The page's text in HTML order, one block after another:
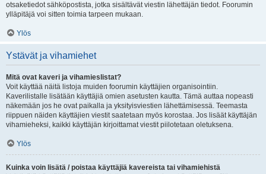
otsaketiedot sähköpostista, jotka sisältävät viestin lähettäjän tiedot. Foorumin
ylläpitäjä voi sitten toimia tarpeen mukaan.
Ylös
Ystävät ja vihamiehet
Mitä ovat kaveri ja vihamieslistat?
Voit käyttää näitä listoja muiden foorumin käyttäjien organisointiin.
Kaverilistalle lisätään käyttäjiä omien asetusten kautta. Tämä auttaa nopeasti
näkemään jos he ovat paikalla ja yksityisviestien lähettämisessä. Teemasta
riippuen näiden käyttäjien viestit saatetaan myös korostaa. Jos lisäät käyttäjän
vihamieheksi, kaikki käyttäjän kirjoittamat viestit piilotetaan oletuksena.
Ylös
Kuinka voin lisätä / poistaa käyttäjiä kavereista tai vihamiehistä